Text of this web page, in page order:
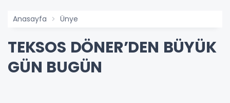
Anasayfa Ünye
TEKSOS DÖNER’DEN BÜYÜK
GÜN BUGÜN